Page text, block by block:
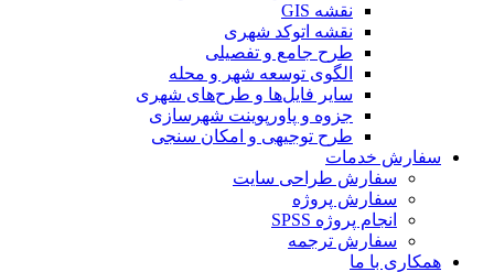
نقشه GIS
نقشه اتوکد شهری
طرح جامع و تفصیلی
الگوی توسعه شهر و محله
سایر فایل‌ها و طرح‌های شهری
جزوه و پاورپوینت شهرسازی
طرح توجیهی و امکان سنجی
سفارش خدمات
سفارش طراحی سایت
سفارش پروژه
انجام پروژه SPSS
سفارش ترجمه
همکاری با ما